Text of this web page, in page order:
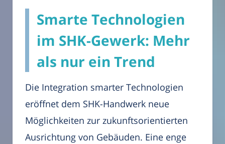
Smarte Technologien
im SHK-Gewerk: Mehr
als nur ein Trend
Die Integration smarter Technologien
eröffnet dem SHK-Handwerk neue
Möglichkeiten zur zukunftsorientierten
Ausrichtung von Gebäuden. Eine enge